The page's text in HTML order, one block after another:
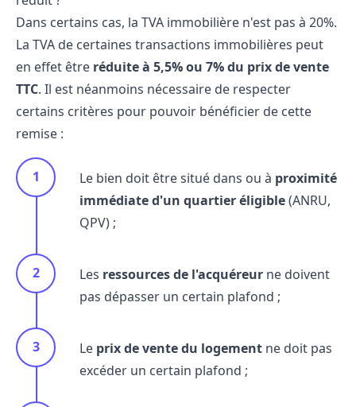
Dans certains cas, la TVA immobilière n'est pas à 20%.
La TVA de certaines transactions immobilières peut
en effet être réduite à 5,5% ou 7% du prix de vente
TTC. Il est néanmoins nécessaire de respecter
certains critères pour pouvoir bénéficier de cette
remise :
Le bien doit être situé dans ou à proximité
immédiate d'un quartier éligible(ANRU,
QPV) ;
Les ressources de l'acquéreur ne doivent
pas dépasser un certain plafond ;
Le prix de vente du logement ne doit pas
excéder un certain plafond ;